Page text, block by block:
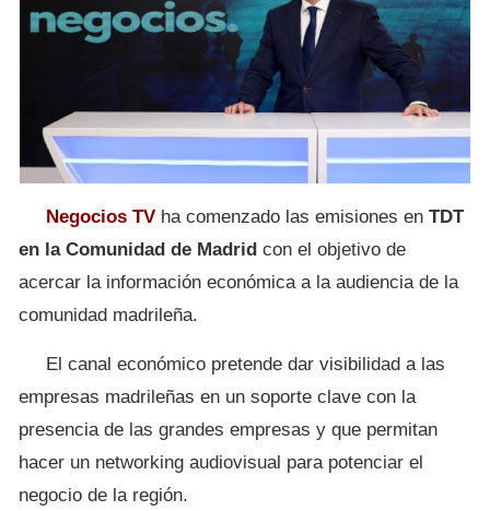
Negocios TV ha comenzado las emisiones en TDT
en la Comunidad de Madrid con el objetivo de
acercar la información económica a la audiencia de la
comunidad madrileña.
El canal económico pretende dar visibilidad a las
empresas madrileñas en un soporte clave con la
presencia de las grandes empresas y que permitan
hacer un networking audiovisual para potenciar el
negocio de la región.